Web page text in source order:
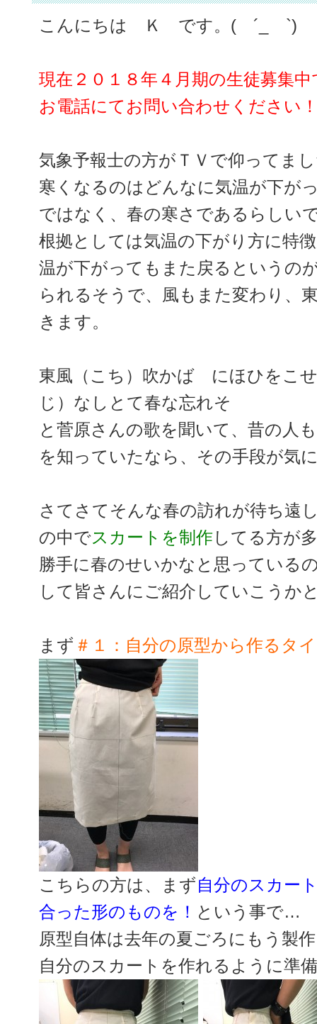
こんにちは Ｋ です。( ´_ゝ`)
現在２０１８年４月期の生徒募集中
お電話にてお問い合わせください
気象予報士の方がＴＶで仰ってま
寒くなるのはどんなに気温が下が
ではなく、春の寒さであるらしい
根拠としては気温の下がり方に特
温が下がってもまた戻るというの
られるそうで、風もまた変わり、
きます。
東風（こち）吹かば にほひをこ
じ）なしとて春な忘れそ
と菅原さんの歌を聞いて、昔の人
を知っていたなら、その手段が気
さてさてそんな春の訪れが待ち遠
の中でスカートを制作してる方が
勝手に春のせいかなと思っている
して皆さんにご紹介していこうか
まず ＃１：自分の原型から作るタ
こちらの方は、まず自分のスカー
合った形のものを！ という事で…
原型自体は去年の夏ごろにもう製
自分のスカートを作れるように準